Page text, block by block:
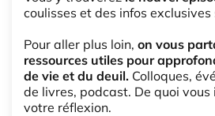
coulisses et des infos
Pour aller plus loin, on vous
ressources utiles pour
de vie et du deuil. Colloques,
de livres, podcast. De quoi
votre réflexion.